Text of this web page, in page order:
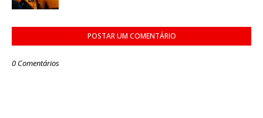
POSTAR UM COMENTÁRIO
0 Comentários